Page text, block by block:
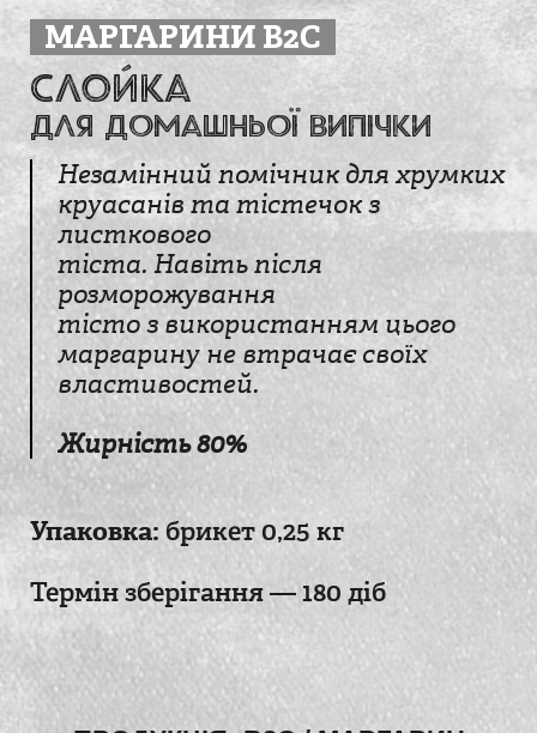
МАРГАРИНИ B2C
СЛОЙКА
для домашньої випічки
Незамінний помічник для хрумких
круасанів та тістечок з
листкового
тіста. Навіть після
розморожування
тісто з використанням цього
маргарину не втрачає своїх
властивостей.
Жирність 80%
Упаковка: брикет 0,25 кг
Термін зберігання — 180 діб